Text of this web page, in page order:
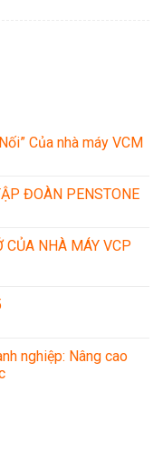
Của nhà máy VCM
ĐOÀN PENSTONE
CỦA NHÀ MÁY VCP
nghiệp: Nâng cao